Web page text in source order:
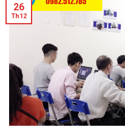
26
Th12